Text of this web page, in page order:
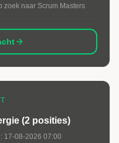
zoek naar Scrum Masters
(2 posities)
17-08-2026 07:00